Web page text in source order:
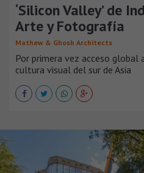
‘Silicon Valley’ de
Arte y Fotografía
Mathew & Ghosh Architects
Por primera vez acceso
cultura visual del sur de Asia